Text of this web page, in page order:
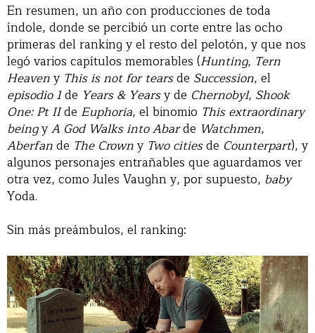
En resumen, un año con producciones de toda
índole, donde se percibió un corte entre las ocho
primeras del ranking y el resto del pelotón, y que nos
legó varios capítulos memorables (Hunting, Tern
Heaveny This is not for tearsde Succession, el
episodio 1de Years & Yearsy de Chernobyl, Shook
One: Pt IIde Euphoria, el binomio This extraordinary
beingyA God Walks into Abarde Watchmen,
Aberfande The Crowny Two citiesde Counterpart), y
algunos personajes entrañables que aguardamos ver
otra vez, como Jules Vaughn y, por supuesto, baby
Yoda.
Sin más preámbulos, el ranking: